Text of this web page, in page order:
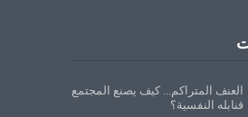
العنف المتراكم... كيف يصنع المجتمع
قنابله النفسية؟